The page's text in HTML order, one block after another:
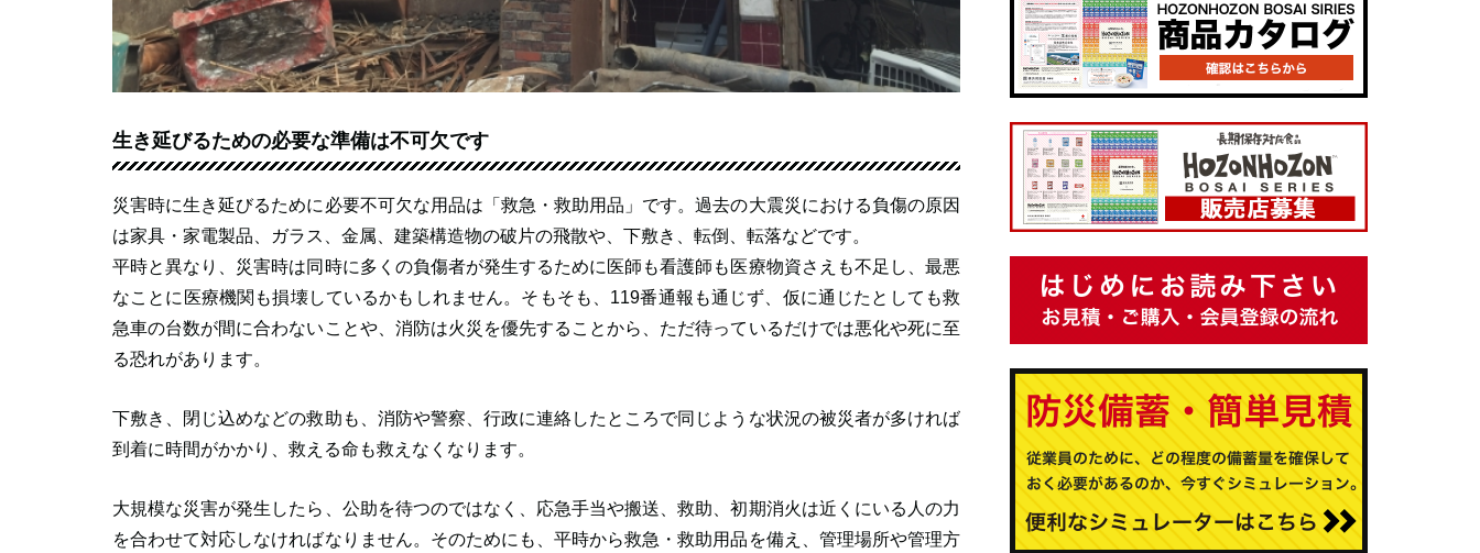
生き延びるための必要な準備は不可欠です
災害時に生き延びるために必要不可欠な用品は「救急・救助用品」です。過去の大震災における負傷の原因
は家具・家電製品、ガラス、金属、建築構造物の破片の飛散や、下敷き、転倒、転落などです。
平時と異なり、災害時は同時に多くの負傷者が発生するために医師も看護師も医療物資さえも不足し、最悪
なことに医療機関も損壊しているかもしれません。そもそも、119番通報も通じず、仮に通じたとしても救
急車の台数が間に合わないことや、消防は火災を優先することから、ただ待っているだけでは悪化や死に至
る恐れがあります。
下敷き、閉じ込めなどの救助も、消防や警察、行政に連絡したところで同じような状況の被災者が多ければ
到着に時間がかかり、救える命も救えなくなります。
大規模な災害が発生したら、公助を待つのではなく、応急手当や搬送、救助、初期消火は近くにいる人の力
を合わせて対応しなければなりません。そのためにも、平時から救急・救助用品を備え、管理場所や管理方